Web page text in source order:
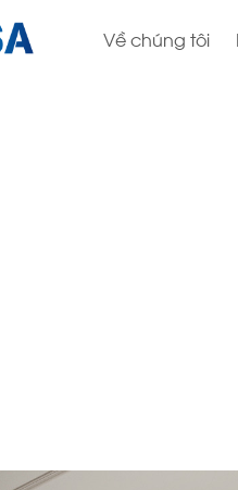
Về chúng tôi